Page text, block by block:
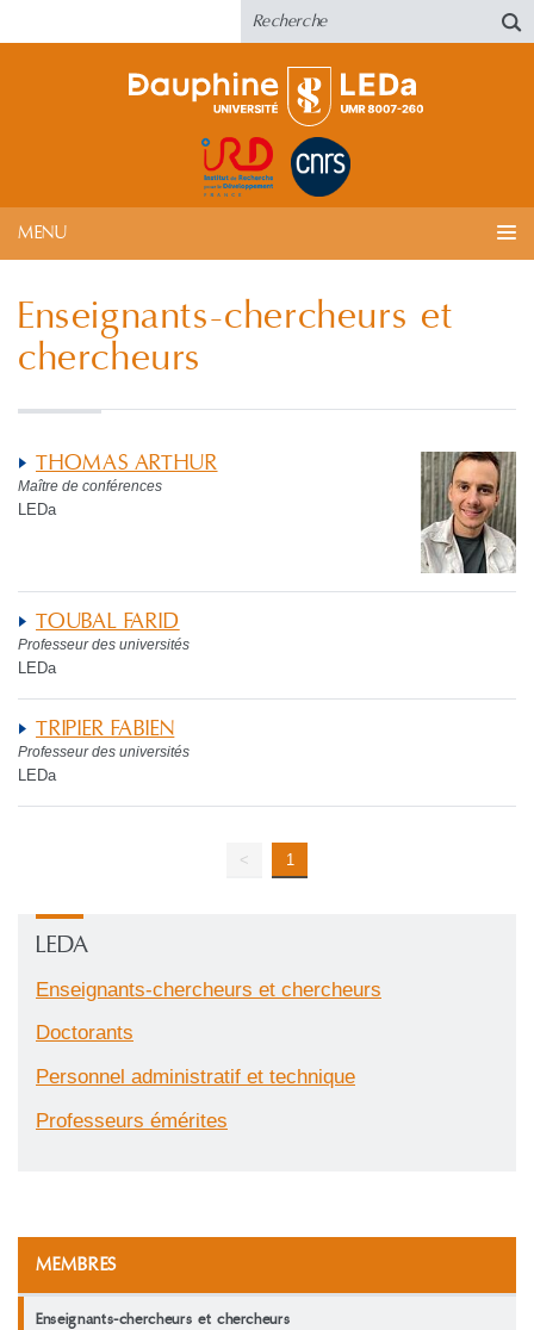
MENU
MEMBRES
Enseignants-chercheurs et chercheurs
Enseignants-chercheurs et
chercheurs
THOMAS ARTHUR
Maître de conférences
LEDa
TOUBAL FARID
Professeur des universités
LEDa
TRIPIER FABIEN
Professeur des universités
LEDa
< 1
LEDA
Enseignants-chercheurs et chercheurs
Doctorants
Personnel administratif et technique
Professeurs émérites